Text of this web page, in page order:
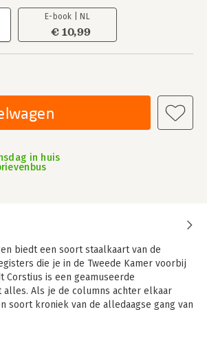
E-book | NL
€ 10,99
in huis
biedt een soort staalkaart van de
die je in de Tweede Kamer voorbij
Corstius is een geamuseerde
alles. Als je de columns achter elkaar
soort kroniek van de alledaagse gang van